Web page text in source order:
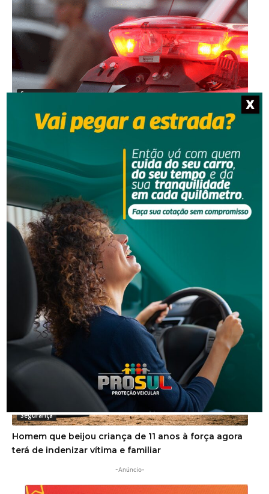
Segurança
Homem é preso por descumprir medida protetiva
em Urussanga
Segurança
Golpe do falso advogado em Urussanga deixa vítima
com prejuízo de R$ 51 mil
Segurança
Homem que beijou criança de 11 anos à força agora
terá de indenizar vítima e familiar
-Anúncio-
X